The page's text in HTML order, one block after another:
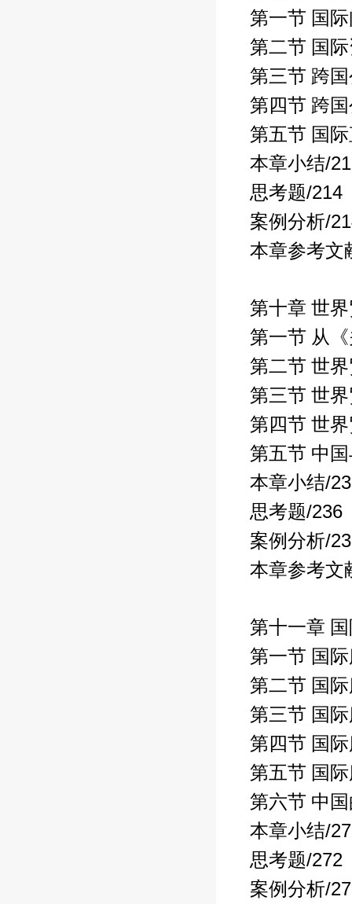
第一节 国
第二节 国
第三节 跨
第四节 跨
第五节 国
本章小结/
思考题/214
案例分析/
本章参考文
第十章 世
第一节 从
第二节 世
第三节 世
第四节 世
第五节 中
本章小结/
思考题/236
案例分析/
本章参考文
第十一章
第一节 国
第二节 国
第三节 国
第四节 国
第五节 国
第六节 中
本章小结/
思考题/272
案例分析/